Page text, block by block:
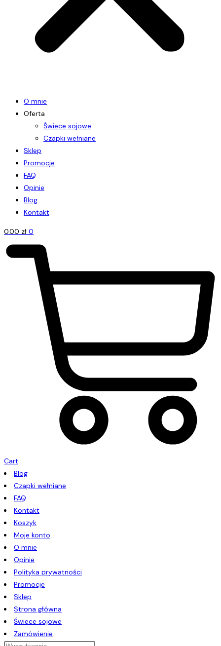
O mnie
Oferta
Świece sojowe
Czapki wełniane
Sklep
Promocje
FAQ
Opinie
Blog
Kontakt
0.00 zł 0
Cart
Blog
Czapki wełniane
FAQ
Kontakt
Koszyk
Moje konto
O mnie
Opinie
Polityka prywatności
Promocje
Sklep
Strona główna
Świece sojowe
Zamówienie